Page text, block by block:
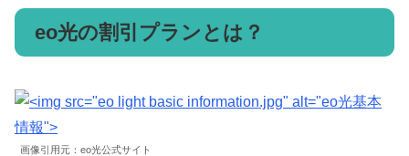
eo光の割引プランとは？
画像引用元：eo光公式サイト